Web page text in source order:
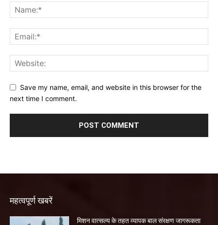
Save my name, email, and website in this browser for the
next time I comment.
महत्वपूर्ण खबरें
मिशन वात्सल्य के तहत व्यापक बाल संरक्षण जागरूकता